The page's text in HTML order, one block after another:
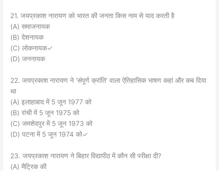
21. जयप्रकाश नारायण को भारत की जनता किस नाम से याद करती है
(A) समाजनायक
(B) देशनायक
(C) लोकनायक✓
(D) जननायक
22. जयप्रकाश नारायण ने ‘संपूर्ण क्रांति’ वाला ऐतिहासिक भाषण कहां और कब दिया
था
(A) इलाहाबाद में 5 जून 1977 को
(B) रांची में 5 जून 1975 को
(C) जमशेदपुर में 5 जून 1973 को
(D) पटना में 5 जून 1974 को✓
23. जयप्रकाश नारायण ने बिहार विद्यापीठ में कौन सी परीक्षा दी?
(A) मैट्रिक की